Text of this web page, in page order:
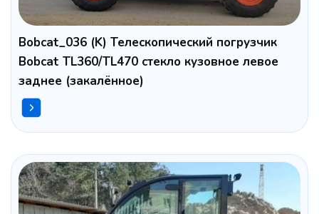
Bobcat_036 (K) Телескопический погрузчик
Bobcat TL360/TL470 стекло кузовное левое
заднее (закалённое)